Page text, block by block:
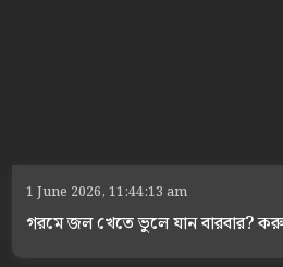
1 June 2026, 11:44:13 am
গরমে জল খেতে ভুলে যান বারবার?